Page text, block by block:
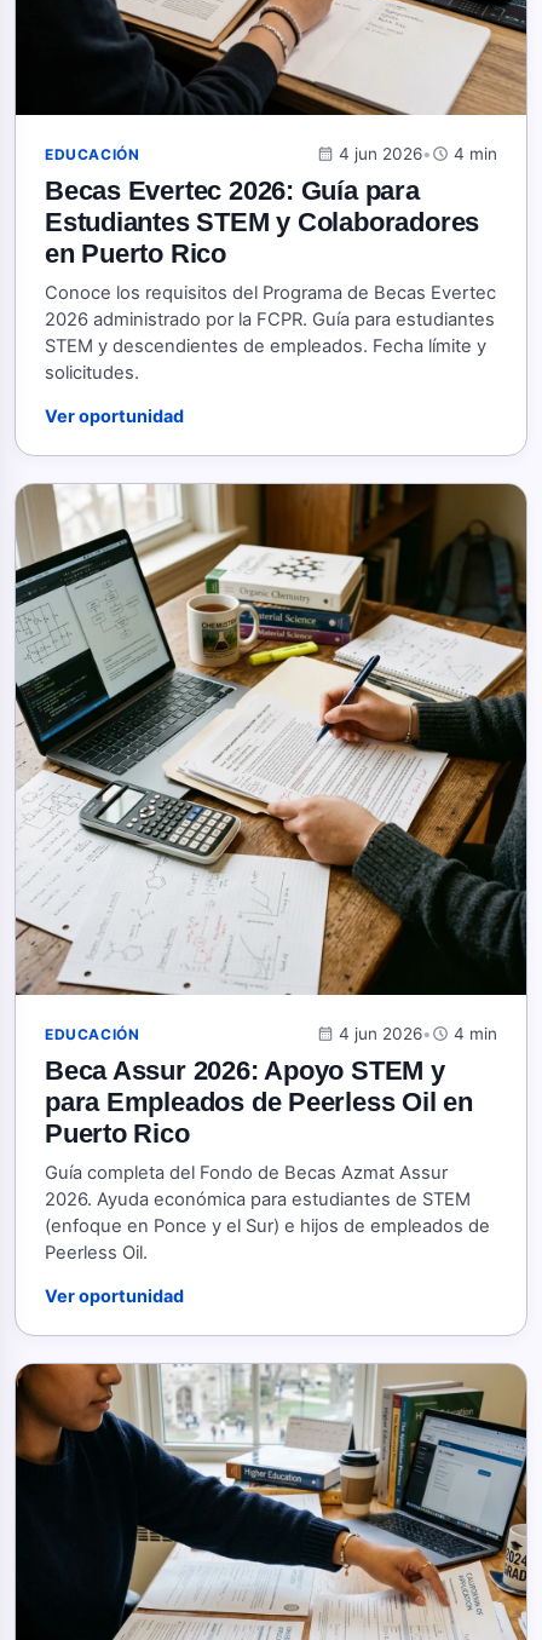
EDUCACIÓN calendar_month 4 jun 2026•schedule 4 min
Becas Evertec 2026: Guía para
Estudiantes STEM y Colaboradores
en Puerto Rico
Conoce los requisitos del Programa de Becas Evertec
2026 administrado por la FCPR. Guía para estudiantes
STEM y descendientes de empleados. Fecha límite y
solicitudes.
Ver oportunidad
EDUCACIÓN calendar_month 4 jun 2026•schedule 4 min
Beca Assur 2026: Apoyo STEM y
para Empleados de Peerless Oil en
Puerto Rico
Guía completa del Fondo de Becas Azmat Assur
2026. Ayuda económica para estudiantes de STEM
(enfoque en Ponce y el Sur) e hijos de empleados de
Peerless Oil.
Ver oportunidad